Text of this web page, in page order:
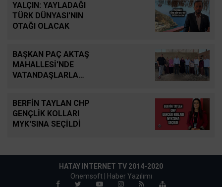
YALÇIN: YAYLADAĞI
TÜRK DÜNYASI'NIN
OTAĞI OLACAK
BAŞKAN PAÇ AKTAŞ
MAHALLESİ'NDE
VATANDAŞLARLA
BERFİN TAYLAN CHP
GENÇLİK KOLLARI
MYK'SINA SEÇİLDİ
HATAY INTERNET TV 2014-2020
Onemsoft |
Haber Yazılımı